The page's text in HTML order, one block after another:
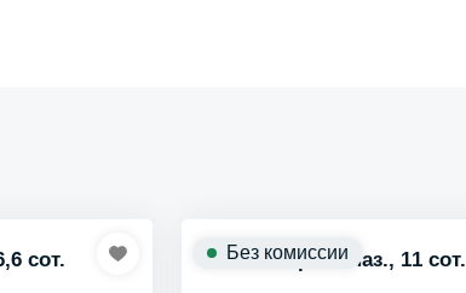
сот. Участок пром. наз., 11 сот.
Без комиссии